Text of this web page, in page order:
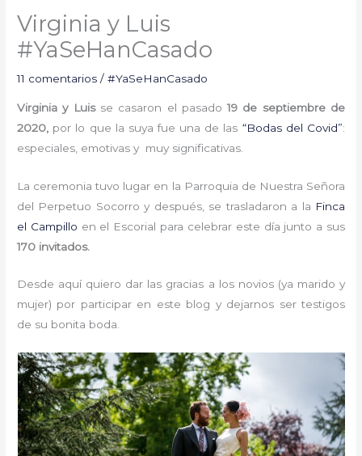
Virginia y Luis
#YaSeHanCasado
11 comentarios /#YaSeHanCasado
Virginia y Luisse casaron el pasado19 de septiembre de
2020, por lo que la suya fue una de las “Bodas del Covid”:
especiales, emotivas y muy significativas.
La ceremonia tuvo lugar en la Parroquia de Nuestra Señora
del Perpetuo Socorro y después, se trasladaron a la Finca
el Campillo en el Escorial para celebrar este día junto a sus
170 invitados.
Desde aquí quiero dar las gracias a los novios (ya marido y
mujer) por participar en este blog y dejarnos ser testigos
de su bonita boda.